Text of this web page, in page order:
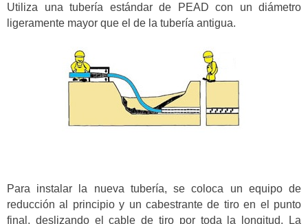
Utiliza una tubería estándar de PEAD con un diámetro
ligeramente mayor que el de la tubería antigua.
Para instalar la nueva tubería, se coloca un equipo de
reducción al principio y un cabestrante de tiro en el punto
final, deslizando el cable de tiro por toda la longitud. La